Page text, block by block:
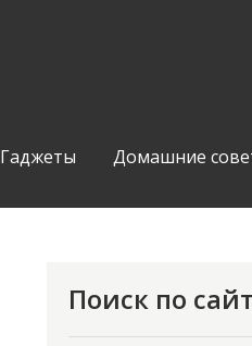
Гаджеты Домашние
Поиск по